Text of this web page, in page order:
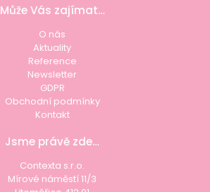
Může Vás zajímat…
O nás
Aktuality
Reference
Newsletter
GDPR
Obchodní podmínky
Kontakt
Jsme právě zde…
Contexta s.r.o.
Mírové náměstí 11/3